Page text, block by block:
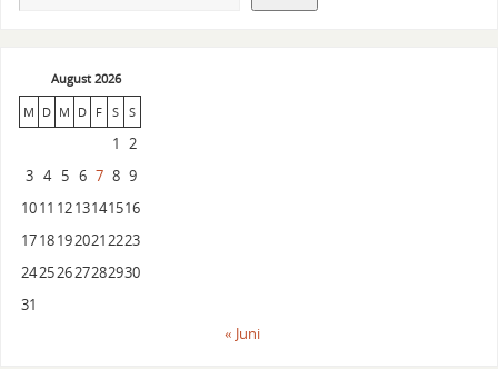
August 2026
M D M D F S S
1 2
3 4 5 6 7 8 9
1011 1213141516
17181920212223
24252627282930
31
« Juni